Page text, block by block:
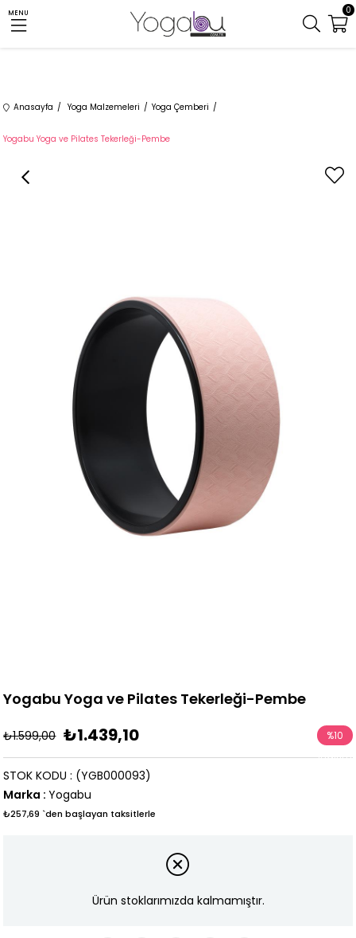
MENU 0
Anasayfa Yoga Malzemeleri Yoga Çemberi
Yogabu Yoga ve Pilates Tekerleği-Pembe
Yogabu Yoga ve Pilates Tekerleği-Pembe
₺1.599,00 ₺1.439,10 %10
İndirim
(YGB000093)
STOK KODU
Marka : Yogabu
₺257,69 `den başlayan taksitlerle
Ürün stoklarımızda kalmamıştır.